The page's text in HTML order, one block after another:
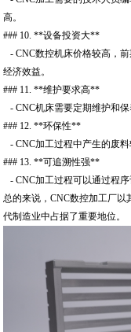
高。
### 10. **设备投资大**
- CNC数控机床价格较高，
经济效益。
### 11. **维护要求高**
- CNC机床需要定期维护和
### 12. **环保性**
- CNC加工过程中产生的废
### 13. **可追溯性强**
- CNC加工过程可以通过程
总的来说，CNC数控加工厂
代制造业中占据了重要地位。